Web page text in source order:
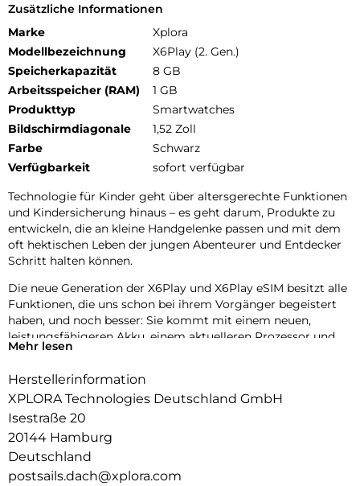
Zusätzliche Informationen
Marke
Xplora
Modellbezeichnung
X6Play (2. Gen.)
Speicherkapazität
8 GB
Arbeitsspeicher (RAM)
1 GB
Produkttyp
Smartwatches
Bildschirmdiagonale
1,52 Zoll
Farbe
Schwarz
Verfügbarkeit
sofort verfügbar
Technologie für Kinder geht über altersgerechte Funktionen
und Kindersicherung hinaus – es geht darum, Produkte zu
entwickeln, die an kleine Handgelenke passen und mit dem
oft hektischen Leben der jungen Abenteurer und Entdecker
Schritt halten können.
Die neue Generation der X6Play und X6Play eSIM besitzt alle
Funktionen, die uns schon bei ihrem Vorgänger begeistert
haben, und noch besser: Sie kommt mit einem neuen,
leistungsfähigeren Akku, einem aktuelleren Prozessor und
einem gewebten, elastischen Textilarmband für noch mehr
Das neue Design umfasst außerdem zwei austauschbare
Frames zum Individualisieren der Uhr. Die neue Generation
Eltern, die sich für ihr Kind einen sicheren Einstieg in die
digitale Kommunikation wünschen, ohne Kompromisse bei
Zuverlässigkeit und Qualität einzugehen.
Mehr lesen
Herstellerinformation
XPLORA Technologies Deutschland GmbH
Isestraße 20
20144 Hamburg
Deutschland
postsails.dach@xplora.com